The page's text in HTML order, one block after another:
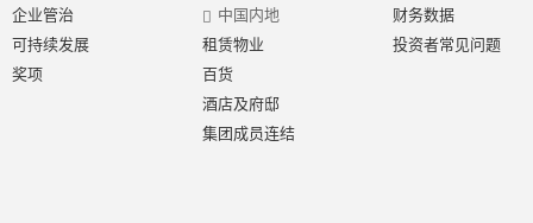
企业管治
可持续发展
奖项
中国内地
租赁物业
百货
酒店及府邸
集团成员连结
财务数据
投资者常见问题